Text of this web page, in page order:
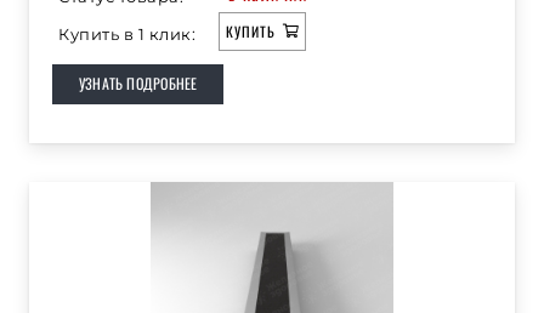
Купить в 1 клик: КУПИТЬ
УЗНАТЬ ПОДРОБНЕЕ